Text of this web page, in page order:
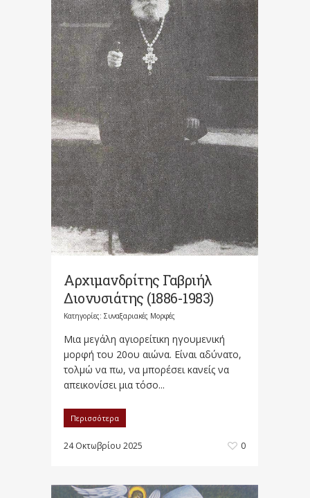
Αρχιμανδρίτης Γαβριήλ
Διονυσιάτης (1886-1983)
Κατηγορίες: Συναξαριακές Μορφές
Μια μεγάλη αγιορείτικη ηγουμενική
μορφή του 20ου αιώνα. Είναι αδύνατο,
τολμώ να πω, να μπορέσει κανείς να
απεικονίσει μια τόσο...
Περισσότερα
24 Οκτωβρίου 2025 0